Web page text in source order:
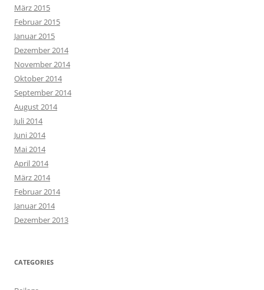
März 2015
Februar 2015
Januar 2015
Dezember 2014
November 2014
Oktober 2014
September 2014
August 2014
Juli 2014
Juni 2014
Mai 2014
April 2014
März 2014
Februar 2014
Januar 2014
Dezember 2013
CATEGORIES